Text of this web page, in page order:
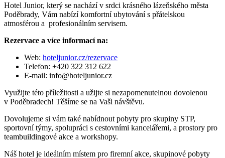
Hotel Junior, který se nachází v srdci krásného lázeňského města
Poděbrady, Vám nabízí komfortní ubytování s přátelskou
atmosférou a profesionálním servisem.
Rezervace a více informací na:
Web: hoteljunior.cz/rezervace
Telefon: +420 322 312 622
E-mail: info@hoteljunior.cz
Využijte této příležitosti a užijte si nezapomenutelnou dovolenou
v Poděbradech! Těšíme se na Vaši návštěvu.
Dovolujeme si vám také nabídnout pobyty pro skupiny STP,
sportovní týmy, spolupráci s cestovními kancelářemi, a prostory pro
teambuildingové akce a workshopy.
Náš hotel je ideálním místem pro firemní akce, skupinové pobyty